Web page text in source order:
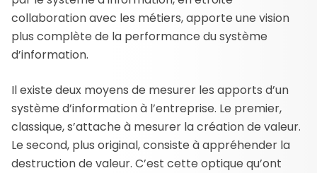
collaboration avec les métiers, apporte une vision
plus complète de la performance du système
d’information.
Il existe deux moyens de mesurer les apports d’un
système d’information à l’entreprise. Le premier,
classique, s’attache à mesurer la création de valeur.
Le second, plus original, consiste à appréhender la
destruction de valeur. C’est cette optique qu’ont